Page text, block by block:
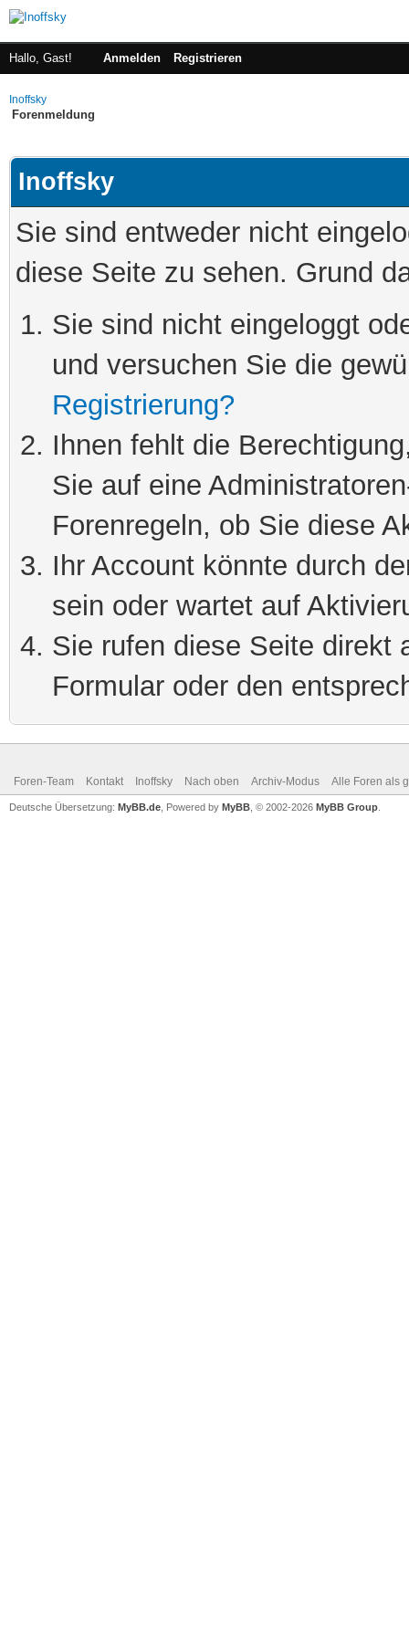
Hallo, Gast! Anmelden Registrieren
Inoffsky
Forenmeldung
Inoffsky
Sie sind entweder nicht
diese Seite zu sehen. Grund
Sie sind nicht eingeloggt
und versuchen Sie die
Registrierung?
Ihnen fehlt die
Sie auf eine
Forenregeln, ob Sie diese
Ihr Account könnte durch
sein oder wartet auf
Sie rufen diese Seite direkt
Formular oder den
Foren-Team Kontakt Inoffsky Nach oben Archiv-Modus Alle Foren als
Deutsche Übersetzung: MyBB.de , Powered by MyBB , © 2002-2026 MyBB Group